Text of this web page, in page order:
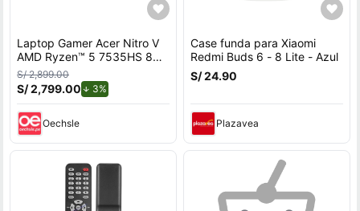
Laptop Gamer Acer Nitro V
AMD Ryzen™ 5 7535HS 8GB
RAM 512GB SSD 15.6"" RTX
3050.
S/ 2,899.00
S/ 2,799.00 3%
Oechsle
Case funda para Xiaomi
Redmi Buds 6 - 8 Lite - Azul
S/ 24.90
Plazavea